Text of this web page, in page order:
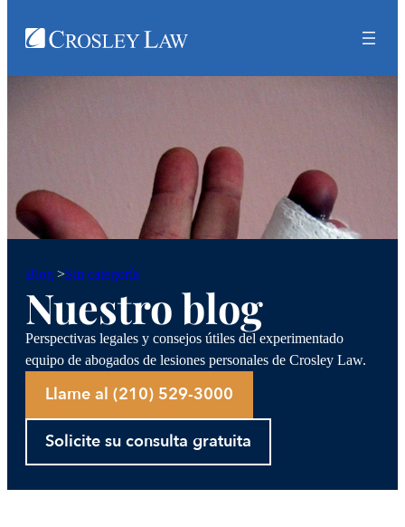
Blog >Sin categoría
Nuestro blog
Perspectivas legales y consejos útiles del experimentado
equipo de abogados de lesiones personales de Crosley Law.
Llame al (210) 529-3000
Solicite su consulta gratuita